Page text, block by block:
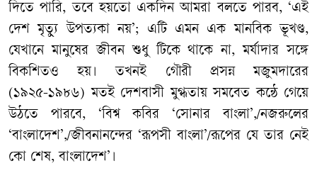
দিতে পারি, তবে হয়তো একদিন আমরা বলতে পারব, ‘এই
দেশ মৃত্যু উপত্যকা নয়’; এটি এমন এক মানবিক ভূখণ্ড,
যেখানে মানুষের জীবন শুধু টিকে থাকে না, মর্যাদার সঙ্গে
বিকশিতও হয়। তখনই গৌরী প্রসন্ন মজুমদারের
(১৯২৫-১৯৮৬) মতই দেশবাসী মুগ্ধতায় সমবেত কন্ঠে গেয়ে
উঠতে পারবে, ‘বিশ্ব কবির ‘সোনার বাংলা’,/নজরুলের
‘বাংলাদেশ’,/জীবনানন্দের ‘রূপসী বাংলা’/রূপের যে তার নেই
কো শেষ, বাংলাদেশ’।